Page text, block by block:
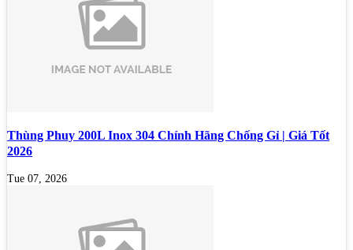
Thùng Phuy 200L Inox 304 Chính Hãng Chống Gỉ | Giá Tốt
2026
Tue 07, 2026